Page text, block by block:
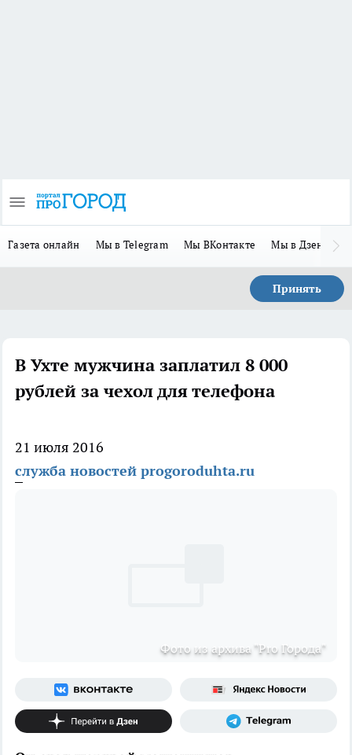
Газета онлайн Мы в Telegram Мы ВКонтакте Мы в Дзене
Принять
В Ухте мужчина заплатил 8 000
рублей за чехол для телефона
21 июля 2016
служба новостей progoroduhta.ru
Фото из архива "Pro Города"